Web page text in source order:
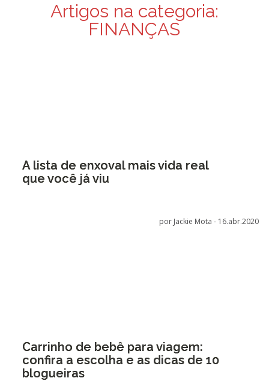
Artigos na categoria:
FINANÇAS
A lista de enxoval mais vida real
que você já viu
por Jackie Mota - 16.abr.2020
Carrinho de bebê para viagem:
confira a escolha e as dicas de 10
blogueiras